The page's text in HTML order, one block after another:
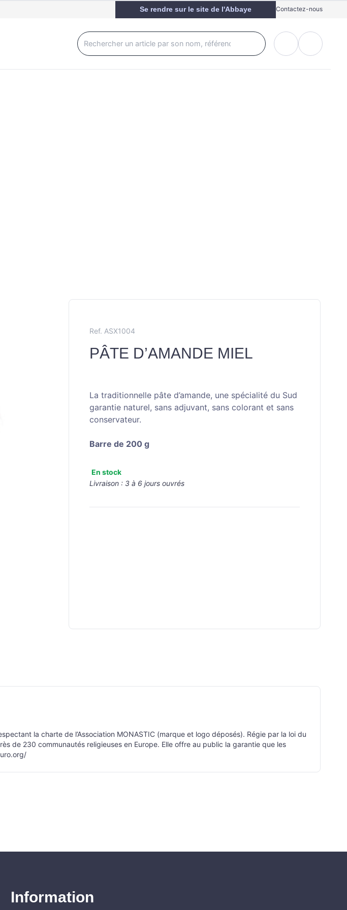
Se rendre sur le site de l'Abbaye Contactez-nous
Ref. ASX1004
PÂTE D’AMANDE MIEL
La traditionnelle pâte d’amande, une spécialité du Sud
garantie naturel, sans adjuvant, sans colorant et sans
conservateur.
Barre de 200 g
En stock
Livraison : 3 à 6 jours ouvrés
la charte de l’Association MONASTIC (marque et logo déposés). Régie par la loi du
de 230 communautés religieuses en Europe. Elle offre au public la garantie que les
Information